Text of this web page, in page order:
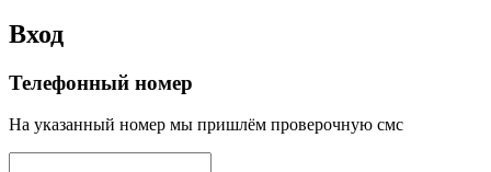
Вход
Телефонный номер
На указанный номер мы пришлём проверочную смс